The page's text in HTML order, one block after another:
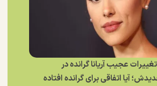
عجیب آریانا گرانده در
آیا اتفاقی برای گرانده افتاده